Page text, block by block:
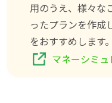
用のうえ、様々な
ったプランを作成
をおすすめします。
マネーシミ